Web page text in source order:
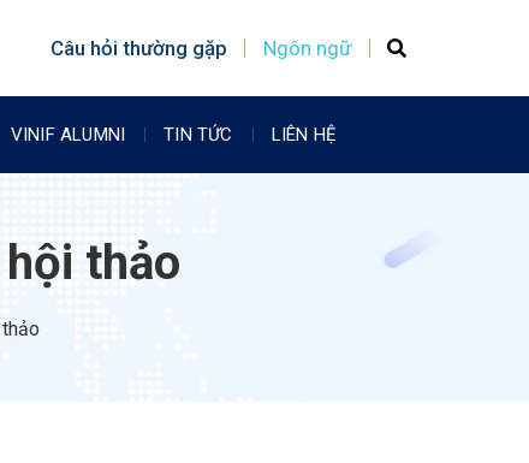
Câu hỏi thường gặp Ngôn ngữ
VINIF ALUMNI TIN TỨC LIÊN HỆ
thảo